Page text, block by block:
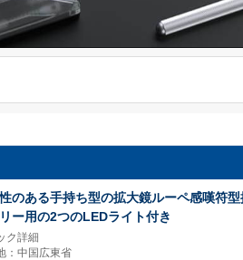
のある手持ち型の拡大鏡ルーペ感嘆符
ー用の2つのLEDライト付き
ク詳細
：中国広東省